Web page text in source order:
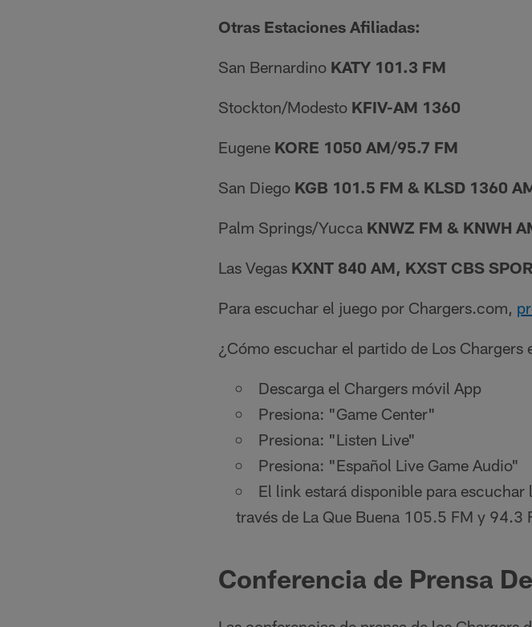
Otras Estaciones Afiliadas:
San Bernardino KATY 101.3 FM
Stockton/Modesto KFIV-AM 1360
Eugene KORE 1050 AM/95.7 FM
San Diego KGB 101.5 FM & KLSD 1360
Palm Springs/Yucca KNWZ FM & KNWH
Las Vegas KXNT 840 AM, KXST CBS
Para escuchar el juego por Chargers.com,
¿Cómo escuchar el partido de Los Chargers
Descarga el Chargers móvil App
Presiona: "Game Center"
Presiona: "Listen Live"
Presiona: "Español Live Game Audio"
El link estará disponible para
través de La Que Buena 105.5 FM y 94.3
Conferencia de Prensa